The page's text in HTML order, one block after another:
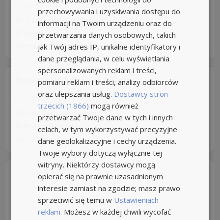
Umowa o pracę Rodzaj pracy: Stała
EastGate Recruitment 5,0
Belgia
Wczorajzinfopraca.pl
Rzeźnik Wykrawacz Belgia
Umowa o pracę Rodzaj pracy: Stała
EastGate Recruitment 5,0
Belgia, Bruksela
Wczorajzinfopraca.pl
przechowywania i uzyskiwania dostępu do
informacji na Twoim urządzeniu oraz do
przetwarzania danych osobowych, takich
jak Twój adres IP, unikalne identyfikatory i
dane przeglądania, w celu wyświetlania
spersonalizowanych reklam i treści,
pomiaru reklam i treści, analizy odbiorców
oraz ulepszania usług. Dostawcy stron
trzecich (1866) mogą również
przetwarzać Twoje dane w tych i innych
celach, w tym wykorzystywać precyzyjne
dane geolokalizacyjne i cechy urządzenia.
Twoje wybory dotyczą wyłącznie tej
witryny. Niektórzy dostawcy mogą
opierać się na prawnie uzasadnionym
interesie zamiast na zgodzie; masz prawo
sprzeciwić się temu w Ustawieniach
reklam. Możesz w każdej chwili wycofać